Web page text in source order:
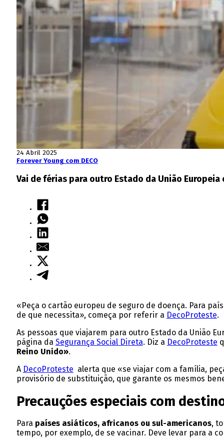
24 Abril 2025
Forever Young com DECO
Vai de férias para outro Estado da União Europeia
«Peça o cartão europeu de seguro de doença. Para
de que necessita», começa por referir a DecoProteste.
As pessoas que viajarem para outro Estado da União
página da Segurança Social Direta. Diz a DecoProteste
Reino Unido».
A DecoProteste alerta que «se viajar com a família,
provisório de substituição, que garante os mesmos
Precauções especiais com
Para países asiáticos, africanos ou sul-americanos,
tempo, por exemplo, de se vacinar. Deve levar para a